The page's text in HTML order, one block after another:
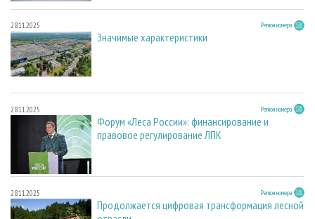
28.11.2025 Регион номера
Значимые характеристики
28.11.2025 Регион номера
Форум «Леса России»: финансирование и
правовое регулирование ЛПК
28.11.2025 Регион номера
Продолжается цифровая трансформация лесной